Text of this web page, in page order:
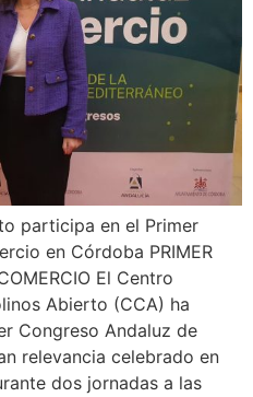
participa en el Primer
en Córdoba PRIMER
El Centro
Abierto (CCA) ha
Congreso Andaluz de
relevancia celebrado en
dos jornadas a las